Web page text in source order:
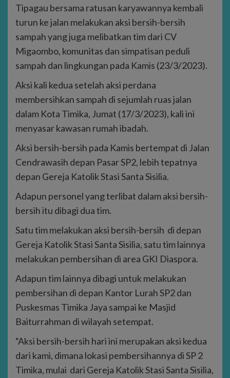
Tipagau bersama ratusan karyawannya kembali
turun ke jalan melakukan aksi bersih-bersih
sampah yang juga melibatkan tim dari CV
Migaombo, komunitas dan simpatisan peduli
sampah dan lingkungan pada Kamis (23/3/2023).
Aksi kali kedua setelah aksi perdana
membersihkan sampah di sejumlah ruas jalan
dalam Kota Timika, Jumat (17/3/2023), kali ini
menyasar kawasan rumah ibadah.
Aksi bersih-bersih pada Kamis bertempat di Jalan
Cendrawasih depan Pasar SP2, lebih tepatnya
depan Gereja Katolik Stasi Santa Sisilia.
Adapun personel yang terlibat dalam aksi bersih-
bersih itu dibagi dua tim.
Satu tim melakukan aksi bersih-bersih di depan
Gereja Katolik Stasi Santa Sisilia, satu tim lainnya
melakukan pembersihan di area GKI Diaspora.
Adapun tim lainnya dibagi untuk melakukan
pembersihan di depan Kantor Lurah SP2 dan
Puskesmas Timika Jaya sampai ke Masjid
Baiturrahman di wilayah setempat.
“Aksi bersih-bersih hari ini merupakan aksi kedua
dari kami, dimana lokasi pembersihannya di SP 2
Timika, mulai dari Gereja Katolik Stasi Santa Sisilia,